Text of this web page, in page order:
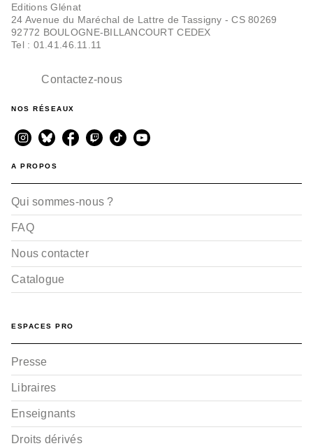
Editions Glénat
24 Avenue du Maréchal de Lattre de Tassigny - CS 80269
92772 BOULOGNE-BILLANCOURT CEDEX
Tel : 01.41.46.11.11
Contactez-nous
NOS RÉSEAUX
A PROPOS
Qui sommes-nous ?
FAQ
Nous contacter
Catalogue
ESPACES PRO
Presse
Libraires
Enseignants
Droits dérivés